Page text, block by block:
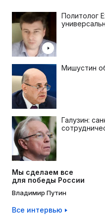
Политолог
Мишустин
Галузин:
Мы сделаем все
для победы России
Владимир Путин
Все интервью